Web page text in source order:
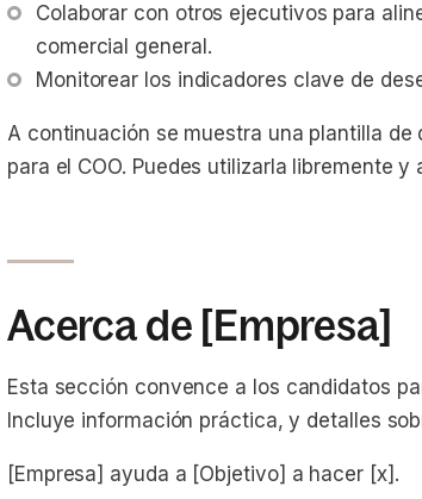
Colaborar con otros ejecutivos para
comercial general.
Monitorear los indicadores clave de
A continuación se muestra una plantilla
para el COO. Puedes utilizarla libremente
Acerca de [Empresa]
Esta sección convence a los candidatos
Incluye información práctica, y detalles
[Empresa] ayuda a [Objetivo] a hacer [x].